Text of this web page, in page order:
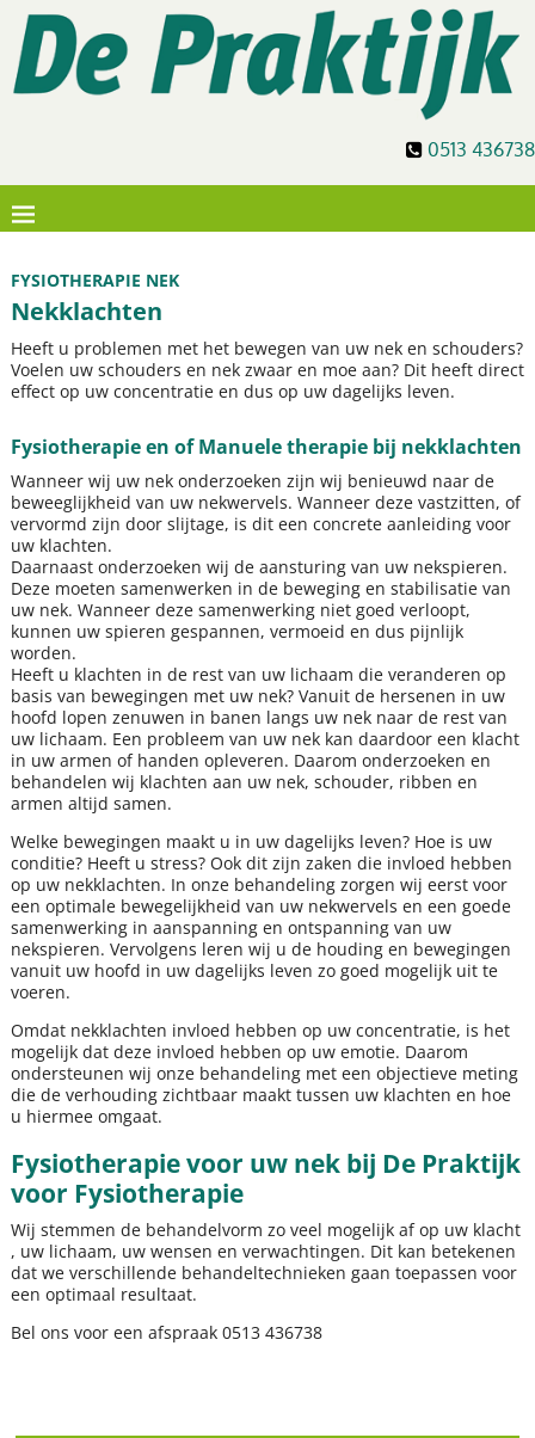
0513 436738
FYSIOTHERAPIE NEK
Nekklachten
Heeft u problemen met het bewegen van uw nek en schouders?
Voelen uw schouders en nek zwaar en moe aan? Dit heeft direct
effect op uw concentratie en dus op uw dagelijks leven.
Fysiotherapie en of Manuele therapie bij nekklachten
Wanneer wij uw nek onderzoeken zijn wij benieuwd naar de
beweeglijkheid van uw nekwervels. Wanneer deze vastzitten, of
vervormd zijn door slijtage, is dit een concrete aanleiding voor
uw klachten.
Daarnaast onderzoeken wij de aansturing van uw nekspieren.
Deze moeten samenwerken in de beweging en stabilisatie van
uw nek. Wanneer deze samenwerking niet goed verloopt,
kunnen uw spieren gespannen, vermoeid en dus pijnlijk
worden.
Heeft u klachten in de rest van uw lichaam die veranderen op
basis van bewegingen met uw nek? Vanuit de hersenen in uw
hoofd lopen zenuwen in banen langs uw nek naar de rest van
uw lichaam. Een probleem van uw nek kan daardoor een klacht
in uw armen of handen opleveren. Daarom onderzoeken en
behandelen wij klachten aan uw nek, schouder, ribben en
armen altijd samen.
Welke bewegingen maakt u in uw dagelijks leven? Hoe is uw
conditie? Heeft u stress? Ook dit zijn zaken die invloed hebben
op uw nekklachten. In onze behandeling zorgen wij eerst voor
een optimale bewegelijkheid van uw nekwervels en een goede
samenwerking in aanspanning en ontspanning van uw
nekspieren. Vervolgens leren wij u de houding en bewegingen
vanuit uw hoofd in uw dagelijks leven zo goed mogelijk uit te
voeren.
Omdat nekklachten invloed hebben op uw concentratie, is het
mogelijk dat deze invloed hebben op uw emotie. Daarom
ondersteunen wij onze behandeling met een objectieve meting
die de verhouding zichtbaar maakt tussen uw klachten en hoe
u hiermee omgaat.
Fysiotherapie voor uw nek bij De Praktijk
voor Fysiotherapie
Wij stemmen de behandelvorm zo veel mogelijk af op uw klacht
, uw lichaam, uw wensen en verwachtingen. Dit kan betekenen
dat we verschillende behandeltechnieken gaan toepassen voor
een optimaal resultaat.
Bel ons voor een afspraak 0513 436738